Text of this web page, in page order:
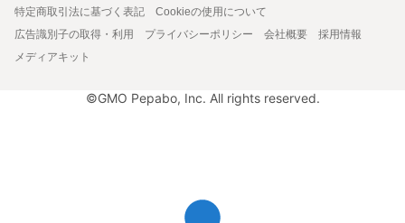
特定商取引法に基づく表記
Cookieの使用について
広告識別子の取得・利用
プライバシーポリシー 会社概要
採用情報
メディアキット
©GMO Pepabo, Inc. All rights reserved.